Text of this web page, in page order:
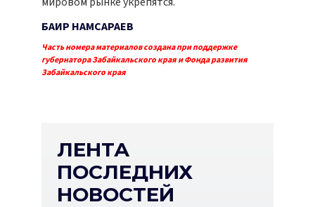
БАИР НАМСАРАЕВ
Часть номера материалов создана при поддержке
губернатора Забайкальского края и Фонда развития
Забайкальского края
ЛЕНТА
ПОСЛЕДНИХ
НОВОСТЕЙ